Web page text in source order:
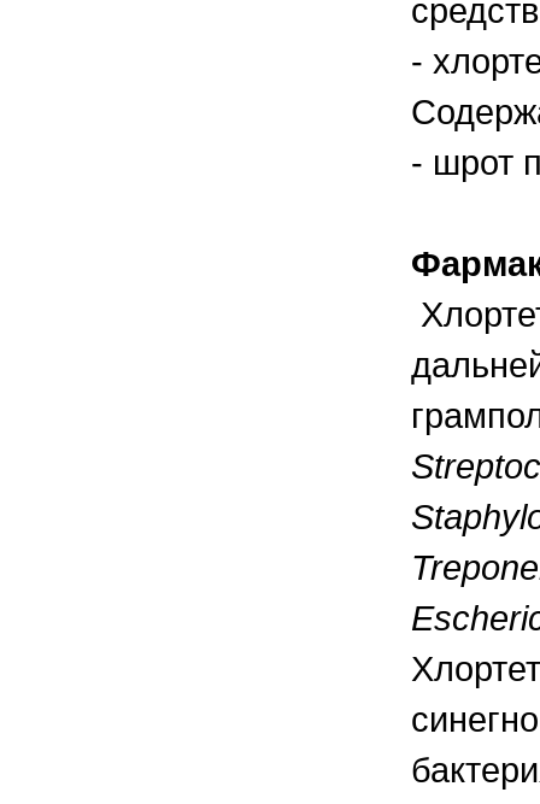
-
- шрот